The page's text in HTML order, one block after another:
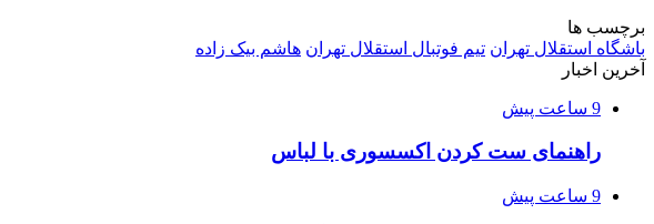
برچسب ها
باشگاه استقلال تهران تیم فوتبال استقلال تهران هاشم بیک زاده
آخرین اخبار
9 ساعت پیش
راهنمای ست کردن اکسسوری با لباس
9 ساعت پیش